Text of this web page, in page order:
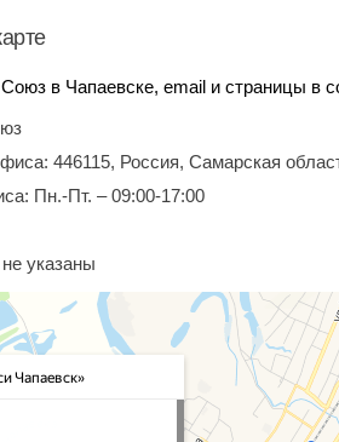
в Чапаевске, email и страницы в
446115, Россия, Самарская
Пн.-Пт. – 09:00-17:00
не указаны